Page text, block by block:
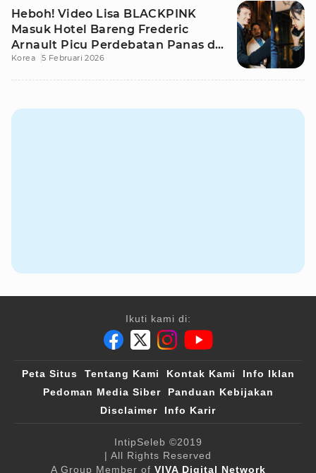
Heboh! Video Lisa BLACKPINK
Masuk Hotel Bareng Frederic
Arnault Picu Perdebatan Panas di
Medsos
Korea 5 Februari 2026
Ikuti kami di:
Peta Situs Tentang Kami Kontak Kami
Info Iklan
Pedoman Media Siber
Panduan Kebijakan
Disclaimer
Info Karir
IntipSeleb ©2019
| All Rights Reserved
A Group Member of VIVA Digital Network